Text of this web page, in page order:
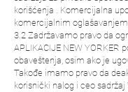
korišćenja . Komercijalna
komercijalnim
3.2 Zadržavamo pravo da
APLIKACIJE NEW YORKER
obaveštenja, osim ako je
Takođe imamo pravo da
korisnički nalog i ceo